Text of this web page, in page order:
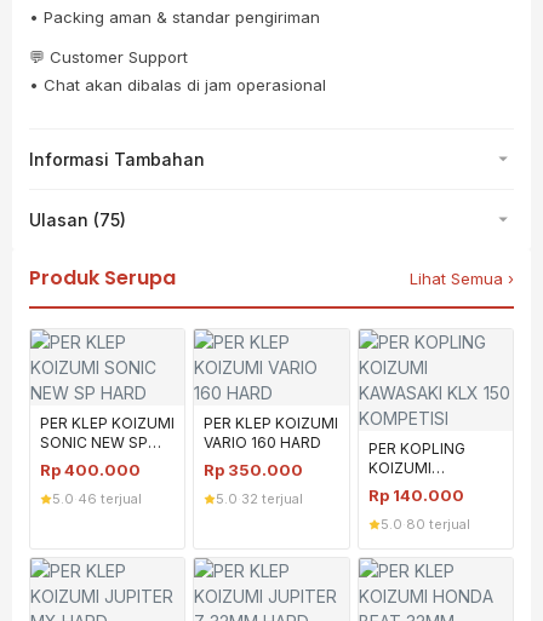
• Packing aman & standar pengiriman
💬 Customer Support
• Chat akan dibalas di jam operasional
Informasi Tambahan
Ulasan (75)
Produk Serupa Lihat Semua ›
PER KLEP KOIZUMI
SONIC NEW SP
HARD
Rp400.000
5.0 46 terjual
PER KLEP KOIZUMI
VARIO 160 HARD
Rp 350.000
5.0 32 terjual
PER KOPLING
KOIZUMI
KAWASAKI KLX 150
KOMPETISI
Rp 140.000
5.0 80 terjual